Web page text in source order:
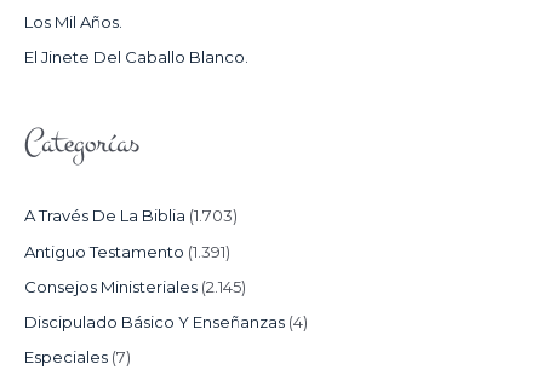
:Los Mil Años.
El Jinete Del Caballo Blanco.
Categorías
A Través De La Biblia (1.703)
Antiguo Testamento (1.391)
Consejos Ministeriales (2.145)
Discipulado Básico Y Enseñanzas (4)
Especiales (7)